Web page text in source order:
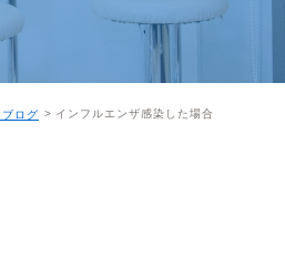
睡眠時無呼吸症候群
ログ インフルエンザ感染した場合